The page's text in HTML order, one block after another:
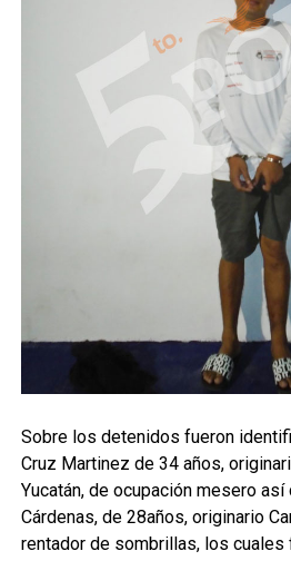
Sobre los detenidos fueron
Cruz Martinez de 34 años,
Yucatán, de ocupación mesero
Cárdenas, de 28años, originario
rentador de sombrillas, los cuales